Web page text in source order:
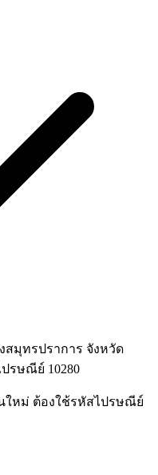
สมุทรปราการ จังหวัด
รษณีย์ 10280
ใหม่ ต้องใช้รหัสไปรษณีย์